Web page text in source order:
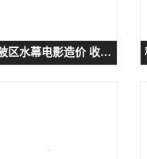
黄陂区水幕电影造价 收费透明